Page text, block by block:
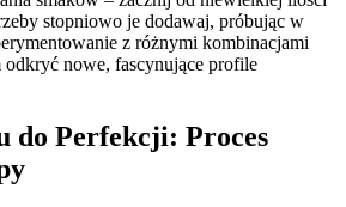
stopniowo je dodawaj, próbując w
z różnymi kombinacjami
nowe, fascynujące profile
do Perfekcji: Proces